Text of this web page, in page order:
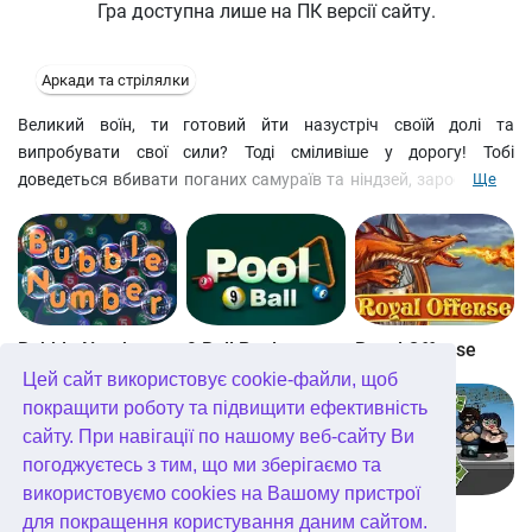
Цей сайт використовує cookie-файли, щоб
покращити роботу та підвищити ефективність
сайту. При навігації по нашому веб-сайту Ви
погоджуєтесь з тим, що ми зберігаємо та
використовуємо cookies на Вашому пристрої
для покращення користування даним сайтом.
Гра доступна лише на ПК версії сайту.
Аркади та стрілялки
Великий воїн, ти готовий йти назустріч своїй долі та
випробувати свої сили? Тоді сміливіше у дорогу! Тобі
доведеться вбивати поганих самураїв та ніндзей, заробляючи
йому вклонитися і дати ріо. Нехай прибуде з тобою Великий
самурай! Вам знадобиться Flash 8 plug-in від Macromedia, щоб
грати.
Ще
Bubble Number 9 Ball Pool Royal Offense
Blockz! Королівство Кітта Go Repo